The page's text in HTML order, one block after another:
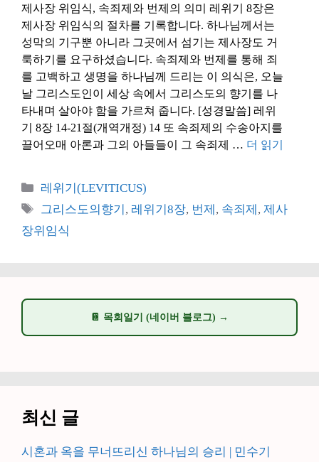
제사장 위임식, 속죄제와 번제의 의미 레위기 8장은
제사장 위임식의 절차를 기록합니다. 하나님께서는
성막의 기구뿐 아니라 그곳에서 섬기는 제사장도 거
룩하기를 요구하셨습니다. 속죄제와 번제를 통해 죄
를 고백하고 생명을 하나님께 드리는 이 의식은, 오늘
날 그리스도인이 세상 속에서 그리스도의 향기를 나
타내며 살아야 함을 가르쳐 줍니다. [성경말씀] 레위
기 8장 14-21절(개역개정) 14 또 속죄제의 수송아지를
끌어오매 아론과 그의 아들들이 그 속죄제 … 더 읽기
카
테
리
레위기(LEVITICUS)
태
그
그리스도의향기 , 레위기8장, 번제 , 속죄제 ,제사
장위임식
📔 목회일기 (네이버 블로그) →
최신 글
시혼과 옥을 무너뜨리신 하나님의 승리 | 민수기